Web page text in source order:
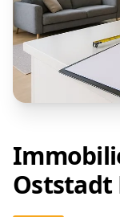
Oststadt